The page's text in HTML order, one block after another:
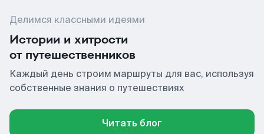
Делимся классными идеями
Истории и хитрости
от путешественников
Каждый день строим маршруты для вас, используя
собственные знания о путешествиях
Читать блог